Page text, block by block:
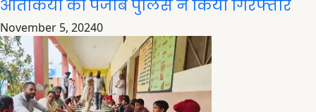
आतंकियों को पंजाब पुलिस ने किया गिरफ्तार
November 5, 20240